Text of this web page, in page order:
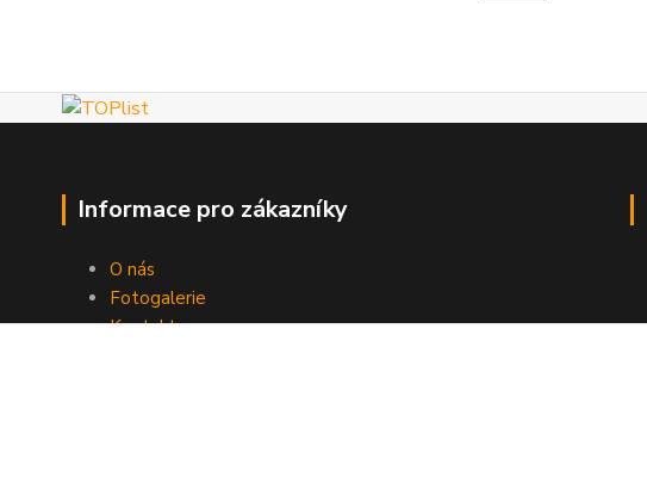
Informace pro zákazníky
O nás
Fotogalerie
Kontakty